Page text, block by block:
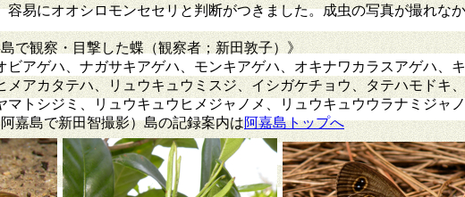
容易にオオシロモンセセリと判断がつきました。成虫の写真が撮れな
で観察・目撃した蝶（観察者；新田敦子）》
ビアゲハ、ナガサキアゲハ、モンキアゲハ、オキナワカラスアゲハ、
メアカタテハ、リュウキュウミスジ、イシガケチョウ、タテハモドキ
マトシジミ、リュウキュウヒメジャノメ、リュウキュウウラナミジャ
嘉島で新田智撮影）島の記録案内は阿嘉島トップへ